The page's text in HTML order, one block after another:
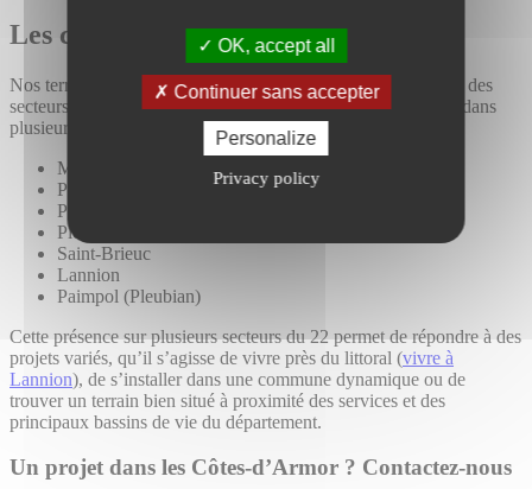
OK, accept all
Continuer sans accepter
Personalize
Privacy policy
Les communes où nous intervenons
Nos terrains à bâtir dans les Côtes-d’Armor s’inscrivent dans des
secteurs attractifs du département. Nos terrains sont présents dans
plusieurs communes et pôles de vie recherchés du 22 :
Minihy-Tréguier
Pléneuf-Val-André
Pleubian
Pleumeur-Bodou
Saint-Brieuc
Lannion
Paimpol (Pleubian)
Cette présence sur plusieurs secteurs du 22 permet de répondre à des
projets variés, qu’il s’agisse de vivre près du littoral (vivre à
Lannion), de s’installer dans une commune dynamique ou de
trouver un terrain bien situé à proximité des services et des
principaux bassins de vie du département.
Un projet dans les Côtes-d’Armor ? Contactez-nous